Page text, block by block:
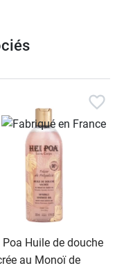
Poa Huile de douche
au Monoï de